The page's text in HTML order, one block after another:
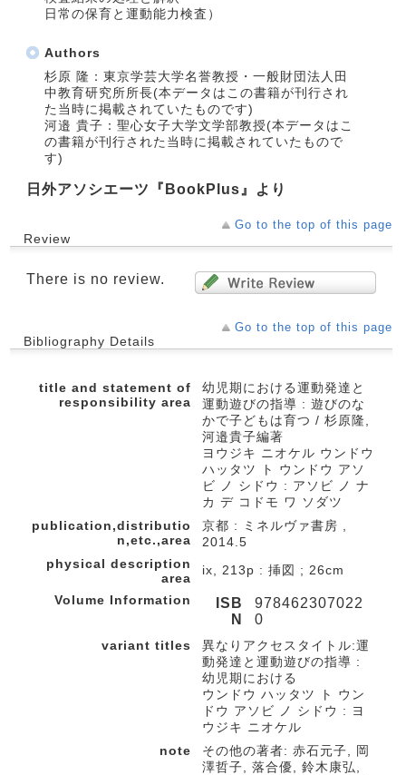
日常の保育と運動能力検査）
Authors
杉原 隆：東京学芸大学名誉教授・一般財団法人田
中教育研究所所長(本データはこの書籍が刊行され
た当時に掲載されていたものです)
河邉 貴子：聖心女子大学文学部教授(本データはこ
の書籍が刊行された当時に掲載されていたもので
す)
日外アソシエーツ『BookPlus』より
Go to the top of this page
Review
There is no review.
Go to the top of this page
Bibliography Details
title and statement of
responsibility area
幼児期における運動発達と
運動遊びの指導 : 遊びのな
かで子どもは育つ / 杉原隆,
河邉貴子編著
ヨウジキ ニオケル ウンドウ
ハッタツ ト ウンドウ アソ
ビ ノ シドウ : アソビ ノ ナ
カ デ コドモ ワ ソダツ
publication,distributio
n,etc.,area
京都 : ミネルヴァ書房 ,
2014.5
physical description
area
ix, 213p : 挿図 ; 26cm
Volume Information
ISB
N
978462307022
0
variant titles
異なりアクセスタイトル:運
動発達と運動遊びの指導 :
幼児期における
ウンドウ ハッタツ ト ウン
ドウ アソビ ノ シドウ : ヨ
ウジキ ニオケル
note
その他の著者: 赤石元子, 岡
澤哲子, 落合優, 鈴木康弘,